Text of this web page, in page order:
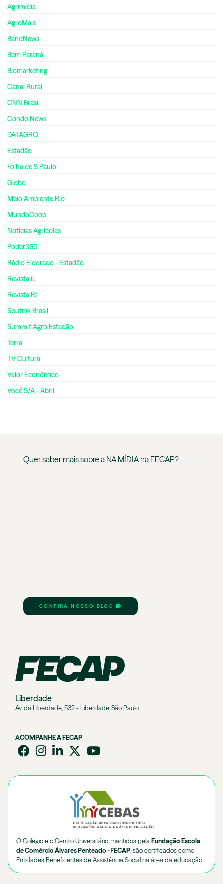
Agrimídia
AgroMais
BandNews
Bem Paraná
Biomarketing
Canal Rural
CNN Brasil
Condo News
DATAGRO
Estadão
Folha de S.Paulo
Globo
Meio Ambiente Rio
MundoCoop
Notícias Agrícolas
Poder360
Rádio Eldorado - Estadão
Revista iL
Revista RI
Sputnik Brasil
Summit Agro Estadão
Terra
TV Cultura
Valor Econômico
Você S/A - Abril
Quer saber mais sobre a NA MÍDIAna FECAP?
CONFIRA NOSSO BLOG
Liberdade
Av. da Liberdade, 532 - Liberdade, São Paulo
ACOMPANHE A FECAP
O Colégio e o Centro Universitário, mantidos pela Fundação Escola
de Comércio Álvares Penteado - FECAP, são certificados como
Entidades Beneficentes de Assistência Social na área da educação.